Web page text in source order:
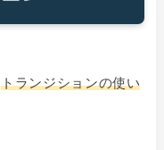
トランジションの使い